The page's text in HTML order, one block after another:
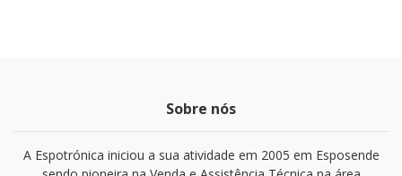
Sobre nós
A Espotrónica iniciou a sua atividade em 2005 em Esposende